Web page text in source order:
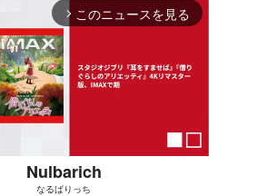
arrow_forward_ios このニュースを見る
Nulbarich
なるばりっち